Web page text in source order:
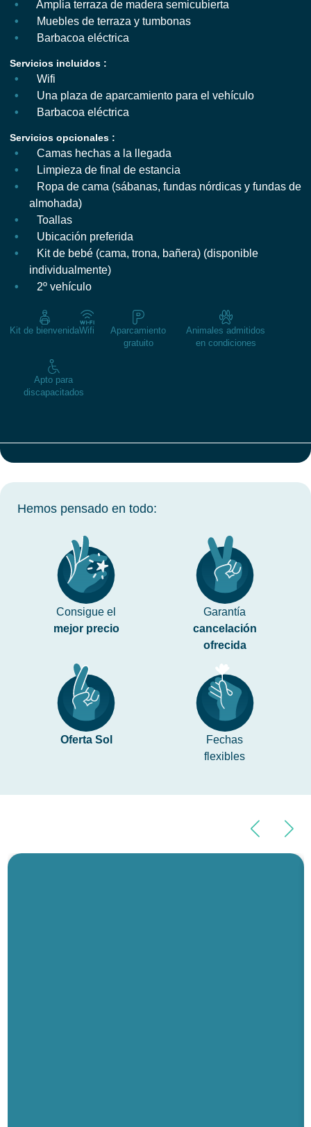
Amplia terraza de madera semicubierta
Muebles de terraza y tumbonas
Barbacoa eléctrica
Servicios incluidos :
Wifi
Una plaza de aparcamiento para el vehículo
Barbacoa eléctrica
Servicios opcionales :
Camas hechas a la llegada
Limpieza de final de estancia
Ropa de cama (sábanas, fundas nórdicas y fundas de
almohada)
Toallas
Ubicación preferida
Kit de bebé (cama, trona, bañera) (disponible
individualmente)
2º vehículo
Kit de bienvenidaWifi
Aparcamiento
gratuito
Animales admitidos
en condiciones
Apto para
discapacitados
Hemos pensado en todo:
Consigue el
mejor precio
Garantía
cancelación
ofrecida
Oferta Sol
Fechas
flexibles